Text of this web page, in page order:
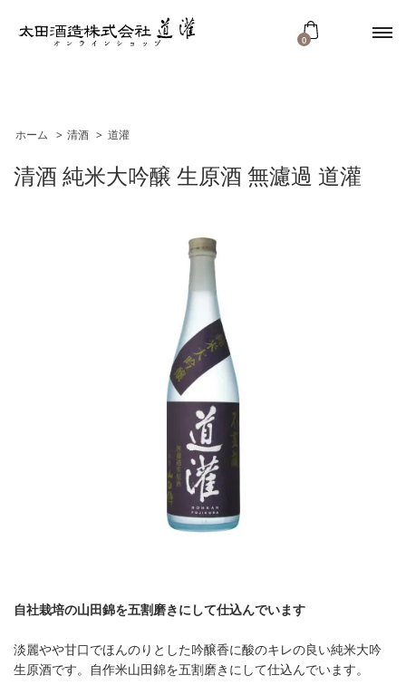
0
ホーム > 清酒 > 道灌
清酒 純米大吟醸 生原酒 無濾過 道灌
自社栽培の山田錦を五割磨きにして仕込んでいます
淡麗やや甘口でほんのりとした吟醸香に酸のキレの良い純米大吟
生原酒です。自作米山田錦を五割磨きにして仕込んでいます。